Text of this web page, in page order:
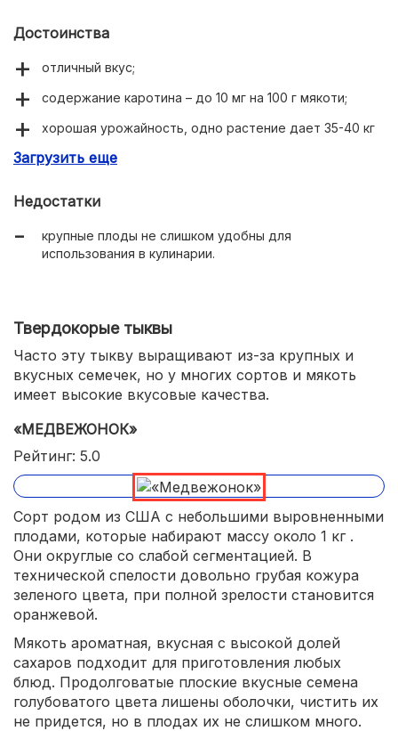
Достоинства
отличный вкус;
содержание каротина – до 10 мг на 100 г мякоти;
хорошая урожайность, одно растение дает 35-40 кг
хороший иммунитет, болезни могут появиться лишь
неприхотливость;
Загрузить еще
Недостатки
крупные плоды не слишком удобны для
использования в кулинарии.
Твердокорые тыквы
Часто эту тыкву выращивают из-за крупных и
вкусных семечек, но у многих сортов и мякоть
имеет высокие вкусовые качества.
«МЕДВЕЖОНОК»
Рейтинг: 5.0
Сорт родом из США с небольшими выровненными
плодами, которые набирают массу около 1 кг .
Они округлые со слабой сегментацией. В
технической спелости довольно грубая кожура
зеленого цвета, при полной зрелости становится
оранжевой.
Мякоть ароматная, вкусная с высокой долей
сахаров подходит для приготовления любых
блюд. Продолговатые плоские вкусные семена
голубоватого цвета лишены оболочки, чистить их
не придется, но в плодах их не слишком много.